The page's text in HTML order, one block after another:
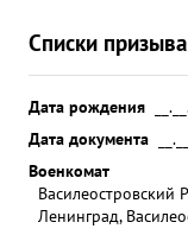
Списки
Дата рождения
Дата документа
Военкомат
Василеостровский
Ленинград,